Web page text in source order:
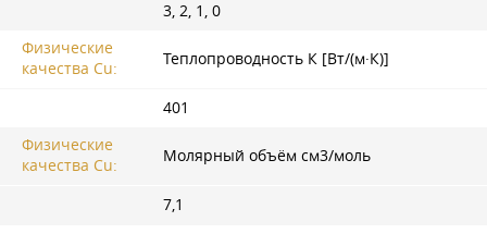
3, 2, 1, 0
Физические
качества Cu:
Теплопроводность К [Вт/(м·К)]
401
Физические
качества Cu:
Молярный объём см3/моль
7,1